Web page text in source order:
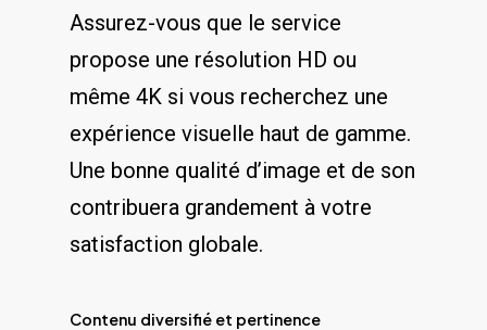
Assurez-vous que le‍ service
propose une⁢ résolution ⁢HD ⁢ou
même⁤ 4K‍ si vous recherchez une
⁤expérience visuelle haut de gamme.
Une bonne⁢ qualité d’image et de ⁤son⁣
contribuera grandement à votre
satisfaction globale.
Contenu diversifié⁤ et pertinence